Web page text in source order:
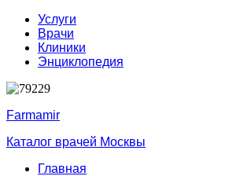
Услуги
Врачи
Клиники
Энциклопедия
Farmamir
Каталог врачей Москвы
Главная